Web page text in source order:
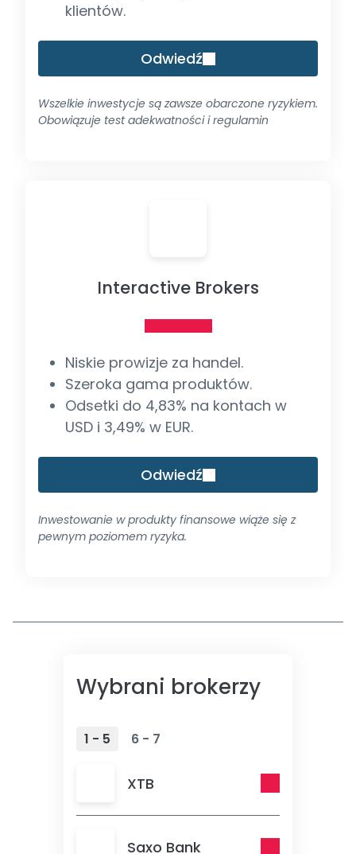
klientów.
Odwiedź
Wszelkie inwestycje są zawsze obarczone ryzykiem.
Obowiązuje test adekwatności i regulamin
Interactive Brokers
Niskie prowizje za handel.
Szeroka gama produktów.
Odsetki do 4,83% na kontach w
USD i 3,49% w EUR.
Odwiedź
Inwestowanie w produkty finansowe wiąże się z
pewnym poziomem ryzyka.
Wybrani brokerzy
1 - 5 6 - 7
XTB
Saxo Bank